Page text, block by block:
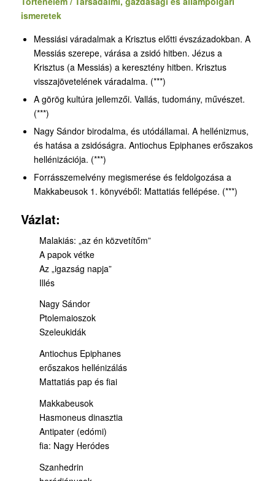
ismeretek
Messiási váradalmak a Krisztus előtti évszázadokban. A
Messiás szerepe, várása a zsidó hitben. Jézus a
Krisztus (a Messiás) a keresztény hitben. Krisztus
visszajövetelének váradalma. (***)
A görög kultúra jellemzői. Vallás, tudomány, művészet.
(***)
Nagy Sándor birodalma, és utódállamai. A hellénizmus,
és hatása a zsidóságra. Antiochus Epiphanes erőszakos
hellénizációja. (***)
Forrásszemelvény megismerése és feldolgozása a
Makkabeusok 1. könyvéből: Mattatiás fellépése. (***)
Vázlat:
Malakiás: „az én közvetítőm”
A papok vétke
Az „igazság napja”
Illés
Nagy Sándor
Ptolemaioszok
Szeleukidák
Antiochus Epiphanes
erőszakos hellénizálás
Mattatiás pap és fiai
Makkabeusok
Hasmoneus dinasztia
Antipater (edómi)
fia: Nagy Heródes
Szanhedrin